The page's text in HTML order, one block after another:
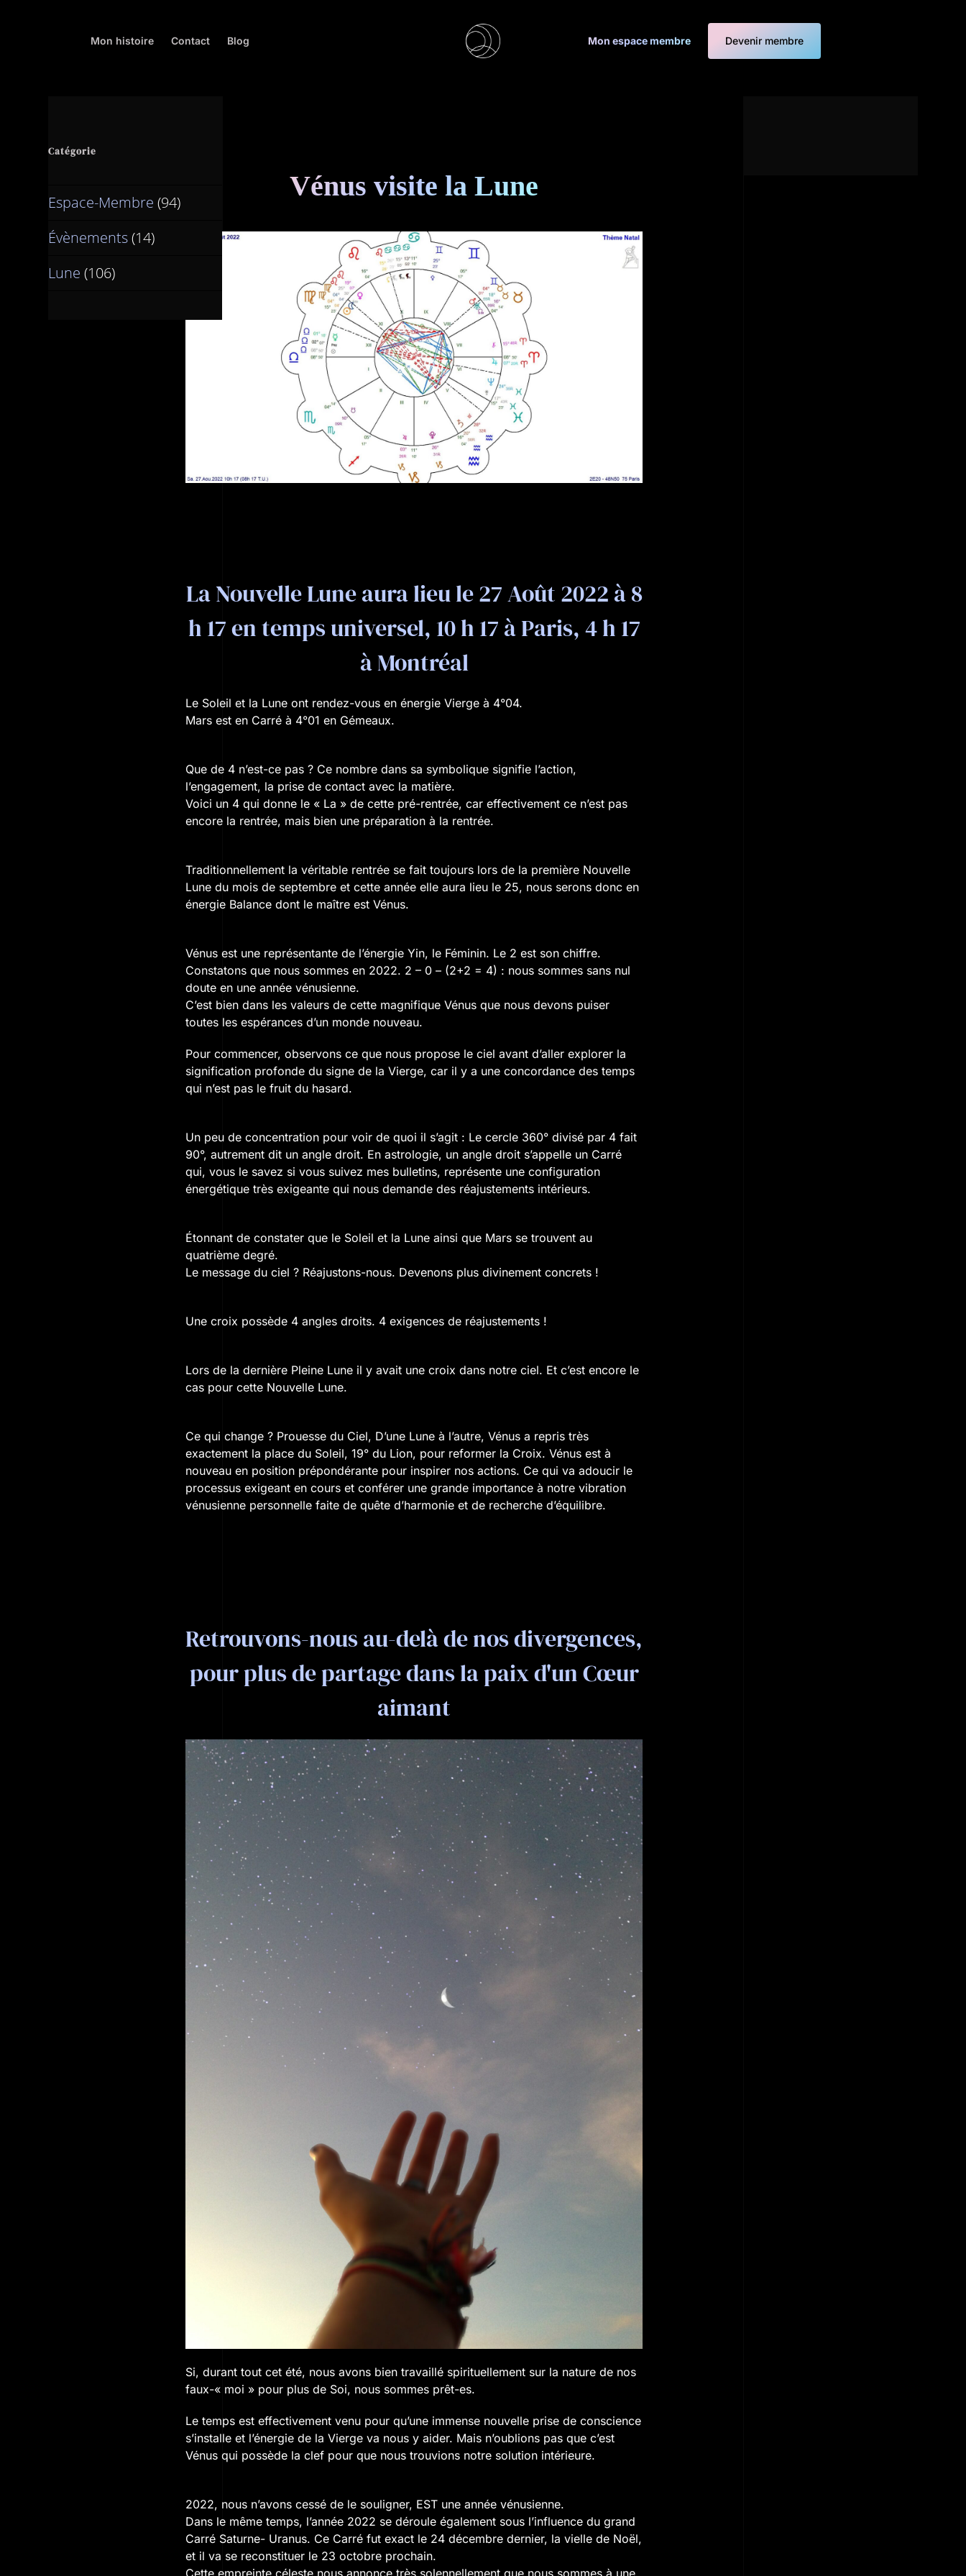
Mon histoire Contact Blog Mon espace membre Devenir membre
Vénus visite la Lune
La Nouvelle Lune aura lieu le 27 Août 2022 à 8
h 17 en temps universel, 10 h 17 à Paris, 4 h 17
à Montréal
Le Soleil et la Lune ont rendez-vous en énergie Vierge à 4°04.
Mars est en Carré à 4°01 en Gémeaux.
Que de 4 n’est-ce pas ? Ce nombre dans sa symbolique signifie l’action,
l’engagement, la prise de contact avec la matière.
Voici un 4 qui donne le « La » de cette pré-rentrée, car effectivement ce n’est pas
encore la rentrée, mais bien une préparation à la rentrée.
Traditionnellement la véritable rentrée se fait toujours lors de la première Nouvelle
Lune du mois de septembre et cette année elle aura lieu le 25, nous serons donc en
énergie Balance dont le maître est Vénus.
Vénus est une représentante de l’énergie Yin, le Féminin. Le 2 est son chiffre.
Constatons que nous sommes en 2022. 2 – 0 – (2+2 = 4) : nous sommes sans nul
doute en une année vénusienne.
C’est bien dans les valeurs de cette magnifique Vénus que nous devons puiser
toutes les espérances d’un monde nouveau.
Pour commencer, observons ce que nous propose le ciel avant d’aller explorer la
signification profonde du signe de la Vierge, car il y a une concordance des temps
qui n’est pas le fruit du hasard.
Un peu de concentration pour voir de quoi il s’agit : Le cercle 360° divisé par 4 fait
90°, autrement dit un angle droit. En astrologie, un angle droit s’appelle un Carré
qui, vous le savez si vous suivez mes bulletins, représente une configuration
énergétique très exigeante qui nous demande des réajustements intérieurs.
Étonnant de constater que le Soleil et la Lune ainsi que Mars se trouvent au
quatrième degré.
Le message du ciel ? Réajustons-nous. Devenons plus divinement concrets !
Une croix possède 4 angles droits. 4 exigences de réajustements !
Lors de la dernière Pleine Lune il y avait une croix dans notre ciel. Et c’est encore le
cas pour cette Nouvelle Lune.
Ce qui change ? Prouesse du Ciel, D’une Lune à l’autre, Vénus a repris très
exactement la place du Soleil, 19° du Lion, pour reformer la Croix. Vénus est à
nouveau en position prépondérante pour inspirer nos actions. Ce qui va adoucir le
processus exigeant en cours et conférer une grande importance à notre vibration
vénusienne personnelle faite de quête d’harmonie et de recherche d’équilibre.
Retrouvons-nous au-delà de nos divergences,
pour plus de partage dans la paix d'un Cœur
aimant
Si, durant tout cet été, nous avons bien travaillé spirituellement sur la nature de nos
faux-« moi » pour plus de Soi, nous sommes prêt-es.
Le temps est effectivement venu pour qu’une immense nouvelle prise de conscience
s’installe et l’énergie de la Vierge va nous y aider. Mais n’oublions pas que c’est
Vénus qui possède la clef pour que nous trouvions notre solution intérieure.
2022, nous n’avons cessé de le souligner, EST une année vénusienne.
Dans le même temps, l’année 2022 se déroule également sous l’influence du grand
Carré Saturne- Uranus. Ce Carré fut exact le 24 décembre dernier, la vielle de Noël,
et il va se reconstituer le 23 octobre prochain.
Catégorie
Espace-Membre (94)
Évènements(14)
Lune (106)